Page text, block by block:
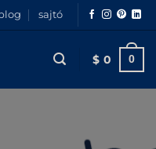
sajtó
$ 0 0